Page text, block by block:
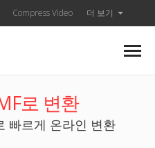
Compress Video 더 보기
로 변환
빠르게 온라인 변환